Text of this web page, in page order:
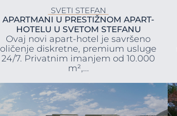
SVETI STEFAN
APARTMANI U PRESTIŽNOM APART-
HOTELU U SVETOM STEFANU
Ovaj novi apart-hotel je savršeno
oličenje diskretne, premium usluge
24/7. Privatnim imanjem od 10.000
m²,...